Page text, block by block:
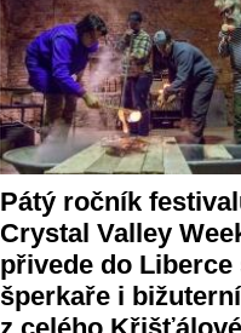
Pátý ročník
Crystal Valley
přivede do Liberce
šperkaře i